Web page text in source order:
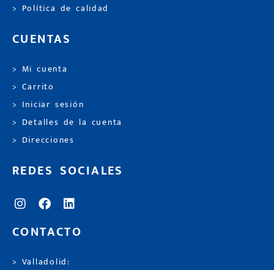
> Política de calidad
CUENTAS
> Mi cuenta
> Carrito
> Iniciar sesión
> Detalles de la cuenta
> Direcciones
REDES SOCIALES
CONTACTO
> Valladolid: